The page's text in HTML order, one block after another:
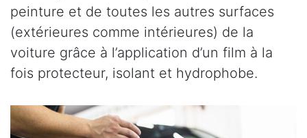
peinture et de toutes les autres surfaces
(extérieures comme intérieures) de la
voiture grâce à l’application d’un film à la
fois protecteur, isolant et hydrophobe.